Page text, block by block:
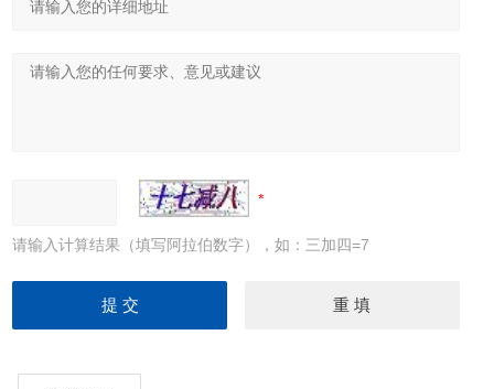
请输入计算结果（填写阿拉伯数字），如：三加四=7